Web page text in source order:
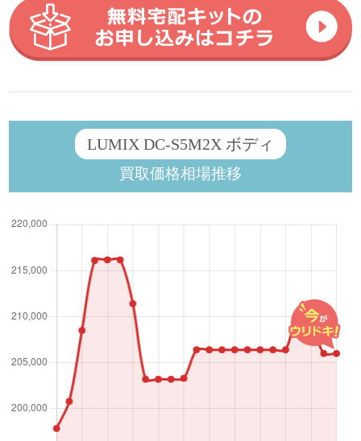
LUMIX DC-S5M2X ボディ
買取価格相場推移